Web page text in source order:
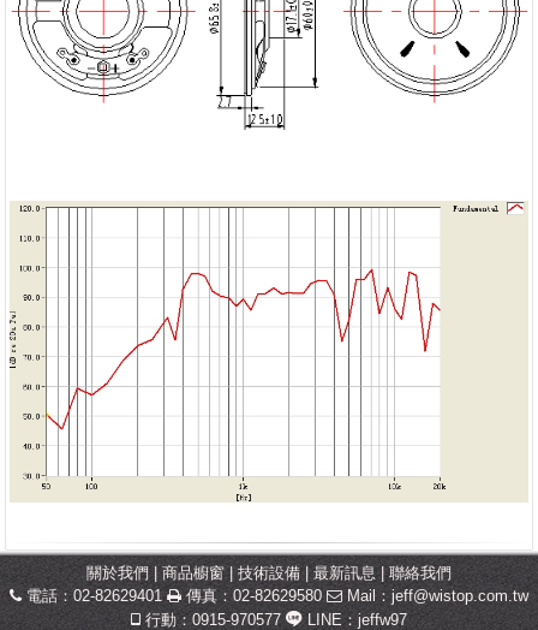
關於我們 商品櫥窗 技術設備 最新訊息|聯絡我們
電話：02-82629401
傳真：02-82629580 Mail： jeff@wistop.com.tw
行動：0915-970577
LINE：jeffw97